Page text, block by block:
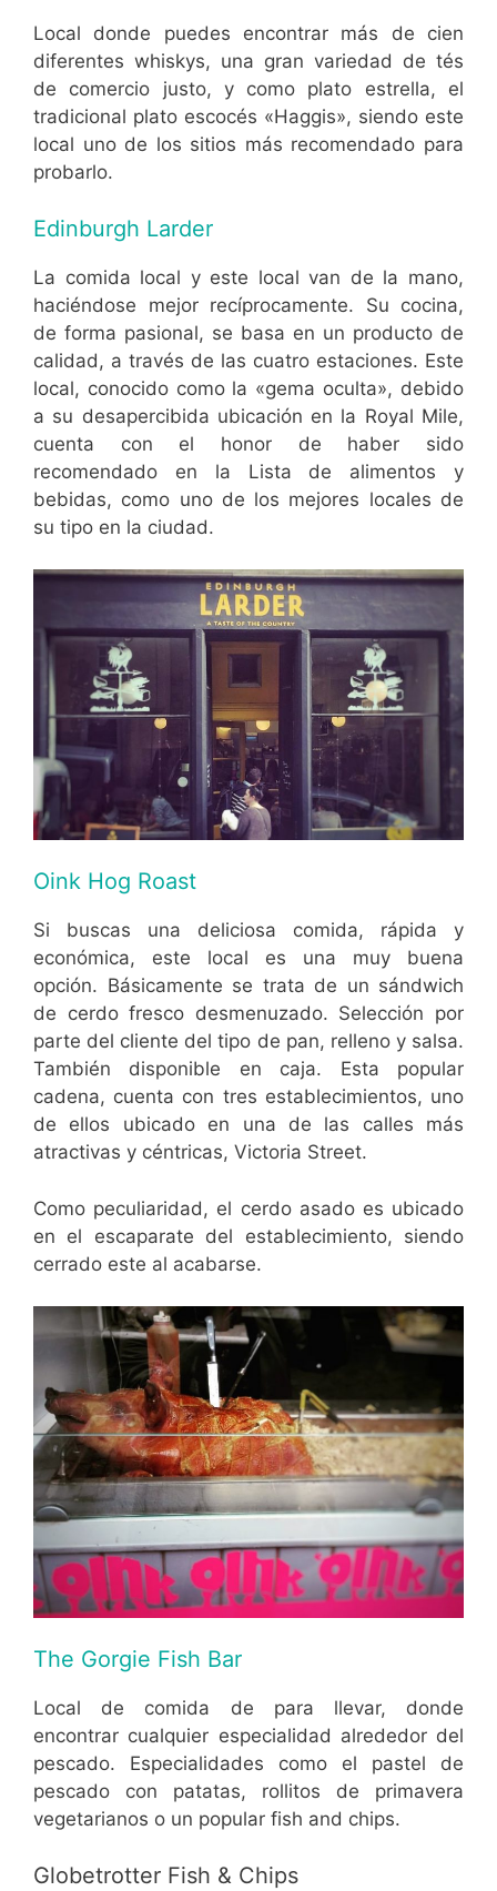
Local donde puedes encontrar más de cien
diferentes whiskys, una gran variedad de tés
de comercio justo, y como plato estrella, el
tradicional plato escocés «Haggis», siendo este
local uno de los sitios más recomendado para
probarlo.
Edinburgh Larder
La comida local y este local van de la mano,
haciéndose mejor recíprocamente. Su cocina,
de forma pasional, se basa en un producto de
calidad, a través de las cuatro estaciones. Este
local, conocido como la «gema oculta», debido
a su desapercibida ubicación en la Royal Mile,
cuenta con el honor de haber sido
recomendado en la Lista de alimentos y
bebidas, como uno de los mejores locales de
su tipo en la ciudad.
Oink Hog Roast
Si buscas una deliciosa comida, rápida y
económica, este local es una muy buena
opción. Básicamente se trata de un sándwich
de cerdo fresco desmenuzado. Selección por
parte del cliente del tipo de pan, relleno y salsa.
También disponible en caja. Esta popular
cadena, cuenta con tres establecimientos, uno
de ellos ubicado en una de las calles más
atractivas y céntricas, Victoria Street.
Como peculiaridad, el cerdo asado es ubicado
en el escaparate del establecimiento, siendo
cerrado este al acabarse.
The Gorgie Fish Bar
Local de comida de para llevar, donde
encontrar cualquier especialidad alrededor del
pescado. Especialidades como el pastel de
pescado con patatas, rollitos de primavera
vegetarianos o un popular fish and chips.
Globetrotter Fish & Chips